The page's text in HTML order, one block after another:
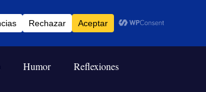
Humor Reflexiones